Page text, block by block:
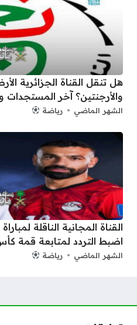
هل تنقل القناة الجزائرية
والأرجنتين؟ آخر المستجدات
الشهر الماضي رياضة
القناة المجانية الناقلة
اضبط التردد لمتابعة قمة كأس
الشهر الماضي رياضة